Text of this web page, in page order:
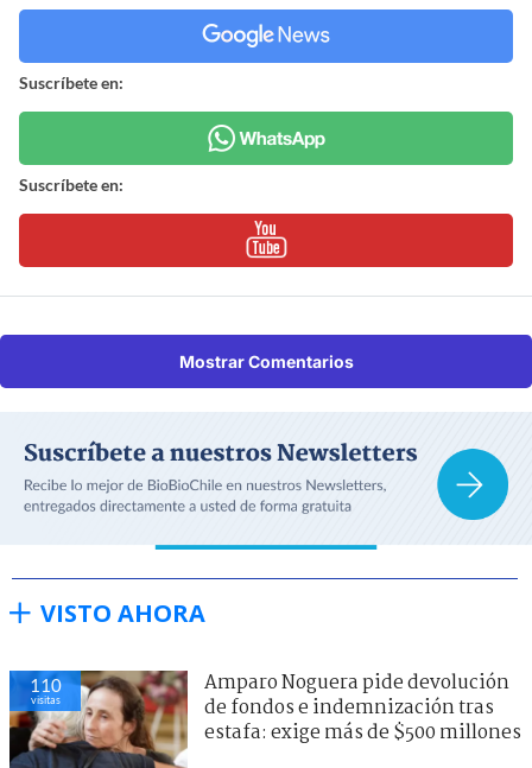
Suscríbete en:
Suscríbete en:
Mostrar Comentarios
VISTO AHORA
110
visitas
Amparo Noguera pide devolución
de fondos e indemnización tras
estafa: exige más de $500 millones